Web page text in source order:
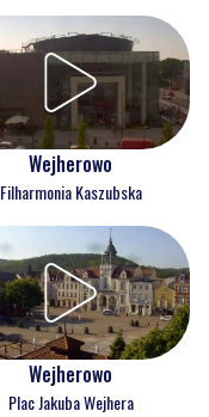
Wejherowo
Filharmonia Kaszubska
Wejherowo
Plac Jakuba Wejhera